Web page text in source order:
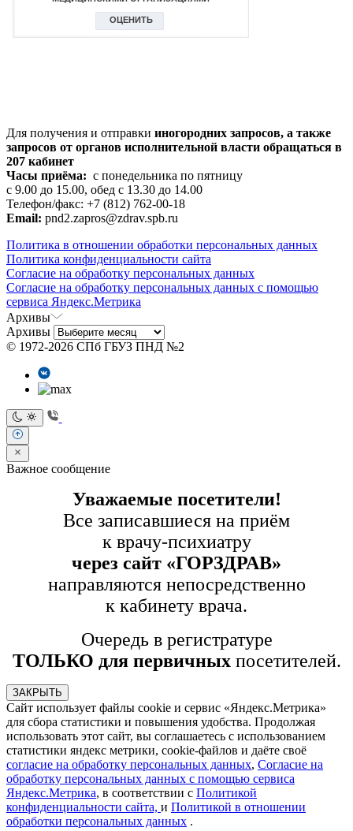
Для получения и отправки иногородних запросов, а также
запросов от органов исполнительной власти обращаться в
207 кабинет
Часы приёма: с понедельника по пятницу
с 9.00 до 15.00, обед с 13.30 до 14.00
Телефон/факс: +7 (812) 762-00-18
Email: pnd2.zapros@zdrav.spb.ru
Политика в отношении обработки персональных данных
Политика конфиденциальности сайта
Согласие на обработку персональных данных
Согласие на обработку персональных данных с помощью
сервиса Яндекс.Метрика
Архивы
Архивы
© 1972-2026 СПб ГБУЗ ПНД №2
Важное сообщение
Уважаемые посетители!
Все записавшиеся на приём
к врачу-психиатру
через сайт «ГОРЗДРАВ»
направляются непосредственно
к кабинету врача.
Очередь в регистратуре
ТОЛЬКО для первичныхпосетителей.
ЗАКРЫТЬ
Сайт использует файлы cookie и сервис «Яндекс.Метрика»
для сбора статистики и повышения удобства. Продолжая
использовать этот сайт, вы соглашаетесь с использованием
статистики яндекс метрики, cookie-файлов и даёте своё
согласие на обработку персональных данных, Согласие на
обработку персональных данных с помощью сервиса
Яндекс.Метрика, в соответствии с Политикой
конфиденциальности сайта, и Политикой в отношении
обработки персональных данных .